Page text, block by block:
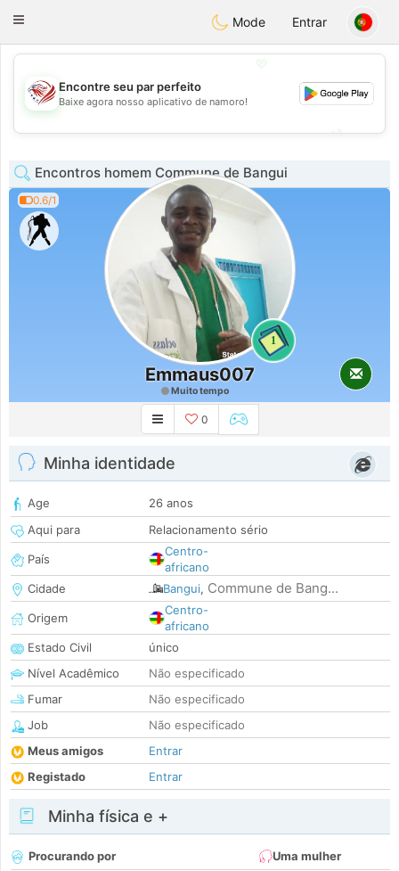
Dating
Toggle
Mode Entrar
💖
💕
Encontre seu par perfeito
Baixe agora nosso aplicativo de namoro!
Encontros homem Commune de Bangui
0.6/1
1
Emmaus007
Muito tempo
0
Minha identidade
Age
26 anos
Aqui para
Relacionamento sério
País
Centro-
africano
Cidade
Bangui, Commune de Bang...
Origem
Centro-
africano
Estado Civil
único
Nível Acadêmico
Não especificado
Fumar
Não especificado
Job
Não especificado
Meus amigos
Entrar
Registado
Entrar
Minha física e +
Procurando por
Uma mulher